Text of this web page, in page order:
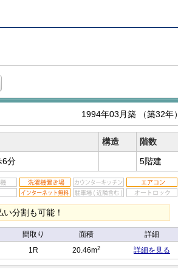
1994年03月築 （築32年）
構造
階数
6分 5階建
分割も可能！
間取り 面積
詳細
1R 20.46m2 詳細を見る